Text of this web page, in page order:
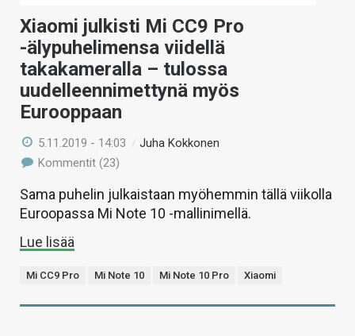
Xiaomi julkisti Mi CC9 Pro
-älypuhelimensa viidellä
takakameralla – tulossa
uudelleennimettynä myös
Eurooppaan
5.11.2019 - 14:03 /Juha Kokkonen
Kommentit (23)
Sama puhelin julkaistaan myöhemmin tällä viikolla
Euroopassa Mi Note 10 -mallinimellä.
Lue lisää
Mi CC9 Pro Mi Note 10 Mi Note 10 Pro Xiaomi